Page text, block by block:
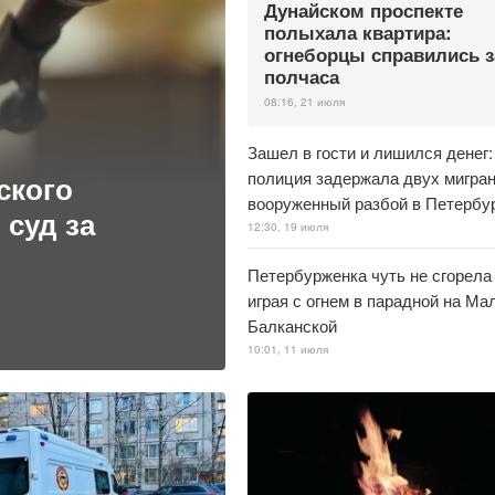
за
Дунайском проспекте
полыхала квартира:
огнеборцы справились
полчаса
08:16, 21 июля
Зашел в гости и лишился денег:
полиция задержала двух
вооруженный разбой в
12:30, 19 июля
Петербурженка чуть не
играя с огнем в парадной на
Балканской
10:01, 11 июля